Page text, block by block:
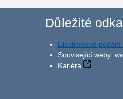
Důležité
Elektronické
Související weby:
Kariéra